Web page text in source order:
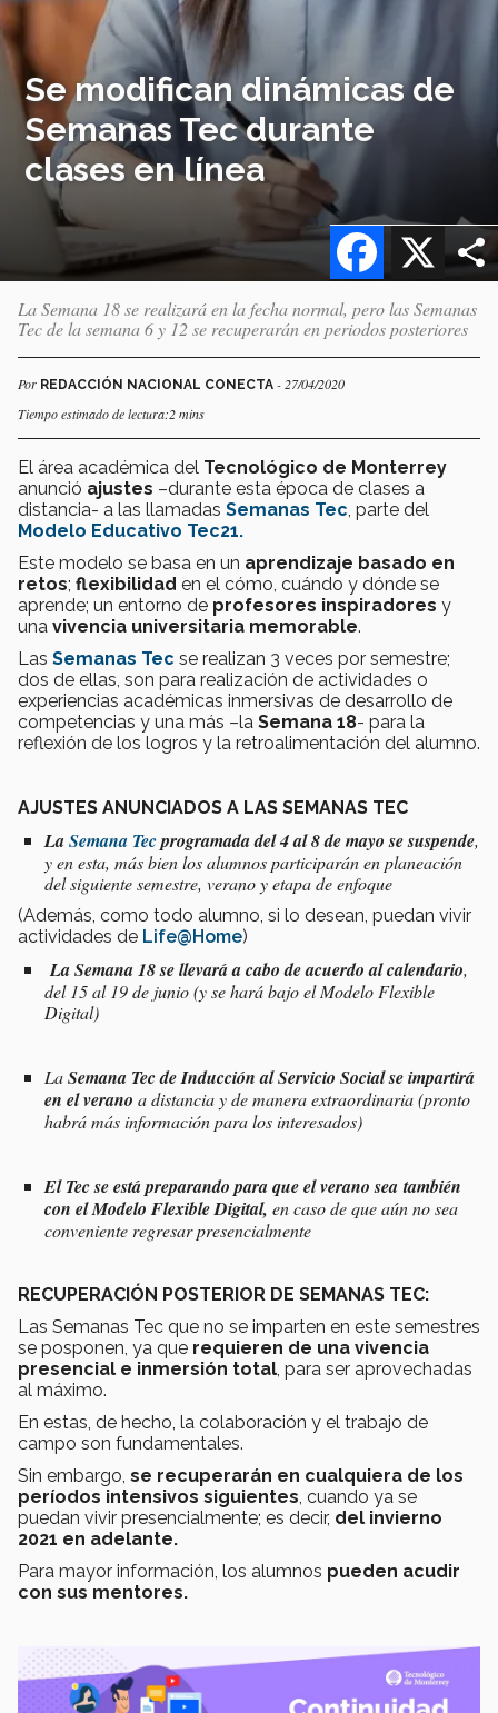
Se modifican dinámicas de
Semanas Tec durante
clases en línea
X
Facebook
La Semana 18 se realizará en la fecha normal, pero las Semanas
Tec de la semana 6 y 12 se recuperarán en periodos posteriores
Por REDACCIÓN NACIONAL CONECTA - 27/04/2020
Tiempo estimado de lectura:2 mins
El área académica del Tecnológico de Monterrey
anunció ajustes –durante esta época de clases a
distancia- a las llamadas Semanas Tec , parte del
Modelo Educativo Tec21.
Este modelo se basa en un aprendizaje basado en
retos; flexibilidad en el cómo, cuándo y dónde se
aprende; un entorno de profesores inspiradores y
una vivencia universitaria memorable.
Las Semanas Tec se realizan 3 veces por semestre;
dos de ellas, son para realización de actividades o
experiencias académicas inmersivas de desarrollo de
competencias y una más –la Semana 18- para la
reflexión de los logros y la retroalimentación del alumno.
AJUSTES ANUNCIADOS A LAS SEMANAS TEC
LaSemana Tecprogramada del 4 al 8 de mayo se suspende,
y en esta, más bien los alumnos participarán en planeación
del siguiente semestre, verano y etapa de enfoque
(Además, como todo alumno, si lo desean, puedan vivir
actividades de Life@Home)
La Semana 18 se llevará a cabo de acuerdo al calendario,
del 15 al 19 de junio (y se hará bajo el Modelo Flexible
Digital)
LaSemana Tec de Inducción al Servicio Social se impartirá
en el verano a distancia y de manera extraordinaria (pronto
habrá más información para los interesados)
El Tec se está preparando para que el verano sea también
con el Modelo Flexible Digital, en caso de que aún no sea
conveniente regresar presencialmente
RECUPERACIÓN POSTERIOR DE SEMANAS TEC:
Las Semanas Tec que no se imparten en este semestres
se posponen, ya que requieren de una vivencia
presencial e inmersión total , para ser aprovechadas
al máximo.
En estas, de hecho, la colaboración y el trabajo de
campo son fundamentales.
Sin embargo, se recuperarán en cualquiera de los
períodos intensivos siguientes , cuando ya se
puedan vivir presencialmente; es decir, del invierno
2021 en adelante.
Para mayor información, los alumnos pueden acudir
con sus mentores.